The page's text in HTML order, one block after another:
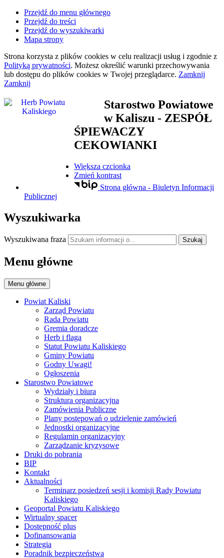
Przejdź do menu głównego
Przejdź do treści
Przejdź do wyszukiwarki
Mapa strony
Strona korzysta z plików cookies w celu realizacji usług i zgodnie z
Polityką prywatności. Możesz określić warunki przechowywania
lub dostępu do plików cookies w Twojej przeglądarce. Zamknij
Zamknij
Starostwo Powiatowe
w Kaliszu - ZESPÓŁ
ŚPIEWACZY
CEKOWIANKI
Większa czcionka
Zmień kontrast
Strona główna - Biuletyn Informacji
Publicznej
Wyszukiwarka
Wyszukiwana fraza Szukaj
Menu główne
Menu główne
Powiat Kaliski
Zarząd Powiatu
Rada Powiatu
Gremia doradcze
Herb i flaga
Statut Powiatu Kaliskiego
Gminy Powiatu
Godny Uwagi!
Ogłoszenia
Starostwo Powiatowe
Wydziały i biura
Struktura organizacyjna
Zamówienia Publiczne
Plany postępowań o udzielenie zamówień
Jednostki organizacyjne
Regulamin organizacyjny
Zarządzanie kryzysowe
Druki do pobrania
BIP
Kontakt
Aktualności
Terminarz posiedzeń sesji i komisji Rady Powiatu
Kaliskiego
Geoportal Powiatu Kaliskiego
Wirtualny spacer
Dostępność plus
Dofinansowania
Strategia
Poradnik bezpieczeństwa